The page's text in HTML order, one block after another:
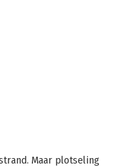
Maar plotseling